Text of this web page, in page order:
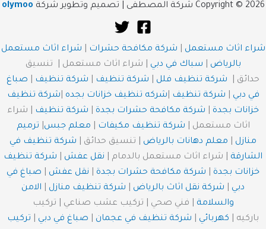
Copyright © 2026 شركة المصطفى | تصميم وتطوير شركة olymoo
شراء اثاث مستعمل شركة مكافحة حشرات
شراء اثاث مستعمل
بالرياض
سباك في دبي | شراء اثاث مستعمل | تنسيق
حدائق | شركة تنظيف فلل شركة تنظيف شركة تنظيف
صباغ
في دبي
شركة تنظيف شركه تنظيف خزانات بجده
شركة تنظيف
خزانات بجدة
شركة مكافحة حشرات بجدة شركة تنظيف
| شراء
اثاث مستعمل | شركة تنظيف مكيفات معلم جبس
ترميم
منازل
معلم دهانات بالرياض | تنسيق حدائق | شركة تنظيف في
الشارقة | شراء اثاث مستعمل بالدمام | نقل عفش
شركة تنظيف
خزانات بجدة
شركة مكافحة حشرات بجدة نقل عفش
صباغ في
دبي
شركة نقل اثاث بالرياض شركة تنظيف منازل
الامن
والسلامة | فني صحي | تركيب عشب صناعي | تركيب
باركيه | كهربائي شركة تنظيف في عجمان صباغ في دبي تركيب